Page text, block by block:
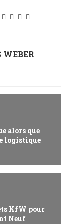
alors que
logistique
KfW pour
Neuf